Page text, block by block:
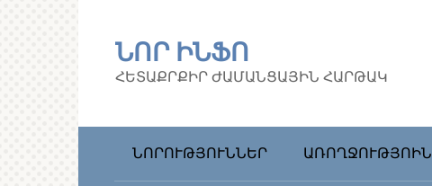
ՆՈՐ ԻՆՖՈ
ՀԵՏԱՔՐՔԻՐ ԺԱՄԱՆՑԱՅԻՆ ՀԱՐԹԱԿ
ՆՈՐՈՒԹՅՈՒՆՆԵՐ ԱՌՈՂՋՈՒԹՅՈԻՆ